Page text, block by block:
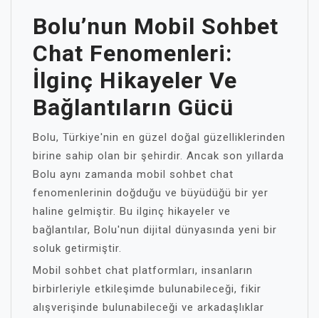
Bolu’nun Mobil Sohbet
Chat Fenomenleri:
İlginç Hikayeler Ve
Bağlantıların Gücü
Bolu, Türkiye'nin en güzel doğal güzelliklerinden
birine sahip olan bir şehirdir. Ancak son yıllarda
Bolu aynı zamanda mobil sohbet chat
fenomenlerinin doğduğu ve büyüdüğü bir yer
haline gelmiştir. Bu ilginç hikayeler ve
bağlantılar, Bolu'nun dijital dünyasında yeni bir
soluk getirmiştir.
Mobil sohbet chat platformları, insanların
birbirleriyle etkileşimde bulunabileceği, fikir
alışverişinde bulunabileceği ve arkadaşlıklar